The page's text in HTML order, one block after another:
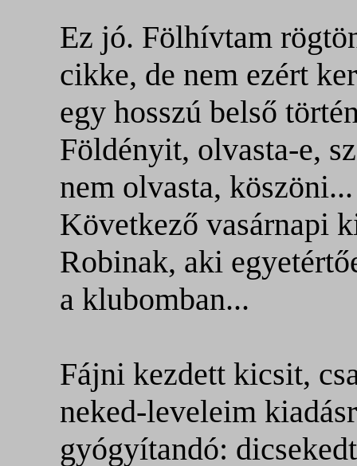
Ez jó. Fölhívtam
cikke, de nem ezért
egy hosszú belső
Földényit, olvasta-e,
nem olvasta, köszöni...
Következő vasárnapi
Robinak, aki
a klubomban...
Fájni kezdett kicsit,
neked-leveleim
gyógyítandó: